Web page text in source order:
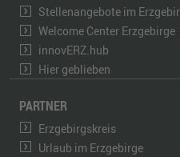
Stellenangebote im
Welcome Center Erzgebirge
innovERZ.hub
Hier geblieben
PARTNER
Erzgebirgskreis
Urlaub im Erzgebirge